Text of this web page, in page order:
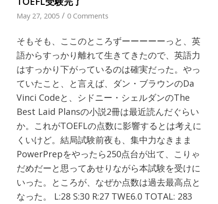
May 27, 2005 / 0 Comments
そもそも、ここのところずーーーーーっと、英
語からすっかり離れて生きてきたので、英語力
はすっかり下がっているのは確実だった。やっ
ていたこと、と言えば、ダン・ブラウンのDa
Vinci Codeと、シドニー・シェルダンのThe
Best Laid Plansの小説2冊は最近読んだぐらい
か。これがTOEFLの点数に影響するとは考えに
くいけど。結局試験前夜も、集中力なきまま
PowerPrepをやったら250点台が出て、こりゃ
だめだーと思ってあせりながら本試験を受けに
いった。ところが、なぜか点数は過去最高点と
なった。 L:28 S:30 R:27 TWE6.0 TOTAL: 283